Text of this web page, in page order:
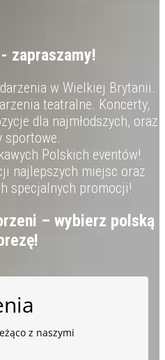
zapraszamy!
w Wielkiej Brytanii.
teatralne. Koncerty,
dla najmłodszych, oraz
sportowe.
Polskich eventów!
najlepszych miejsc oraz
specjalnych promocji!
– wybierz polską
z naszymi